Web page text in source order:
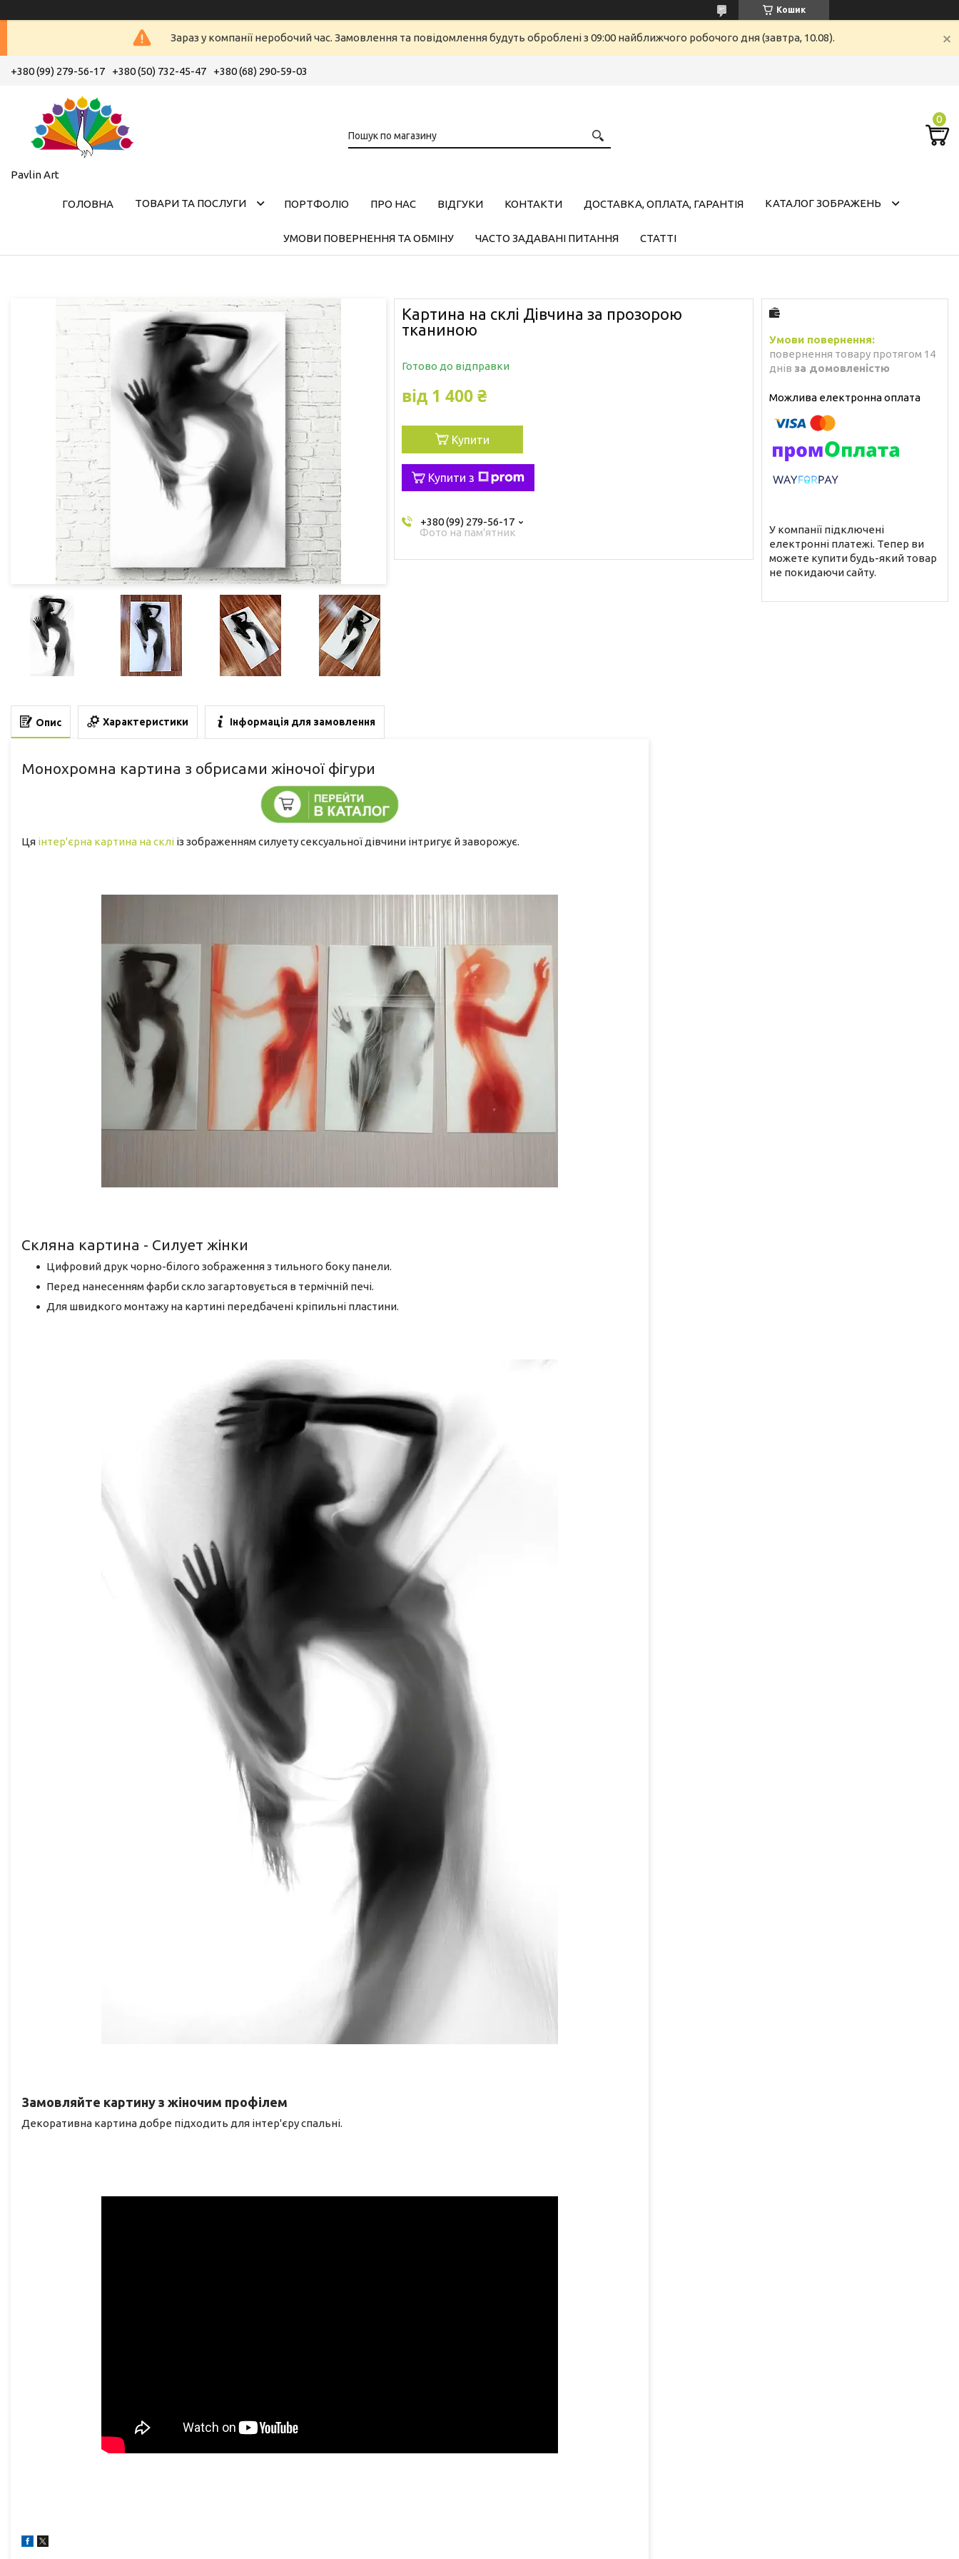
Кошик
Зараз у компанії неробочий час. Замовлення та повідомлення будуть оброблені з 09:00 найближчого робочого дня (завтра, 10.08).
+380 (99) 279-56-17 +380 (50) 732-45-47 +380 (68) 290-59-03
Pavlin Art
ГОЛОВНА ТОВАРИ ТА ПОСЛУГИ ПОРТФОЛІО ПРО НАС ВІДГУКИ КОНТАКТИ ДОСТАВКА, ОПЛАТА, ГАРАНТІЯ КАТАЛОГ ЗОБРАЖЕНЬ
УМОВИ ПОВЕРНЕННЯ ТА ОБМІНУ ЧАСТО ЗАДАВАНІ ПИТАННЯ СТАТТІ
Картина на склі Дівчина за прозорою
тканиною
Готово до відправки
від 1 400 ₴
Купити
Купити з
+380 (99) 279-56-17
Фото на пам'ятник
повернення товару протягом 14
днів за домовленістю
У компанії підключені
електронні платежі. Тепер ви
можете купити будь-який товар
не покидаючи сайту.
Опис Характеристики Інформація для замовлення
Монохромна картина з обрисами жіночої фігури
Ця інтер'єрна картина на склі із зображенням силуету сексуальної дівчини інтригує й заворожує.
Скляна картина - Силует жінки
Цифровий друк чорно-білого зображення з тильного боку панели.
Перед нанесенням фарби скло загартовується в термічній печі.
Для швидкого монтажу на картині передбачені кріпильні пластини.
Замовляйте картину з жіночим профілем
Декоративна картина добре підходить для інтер'єру спальні.